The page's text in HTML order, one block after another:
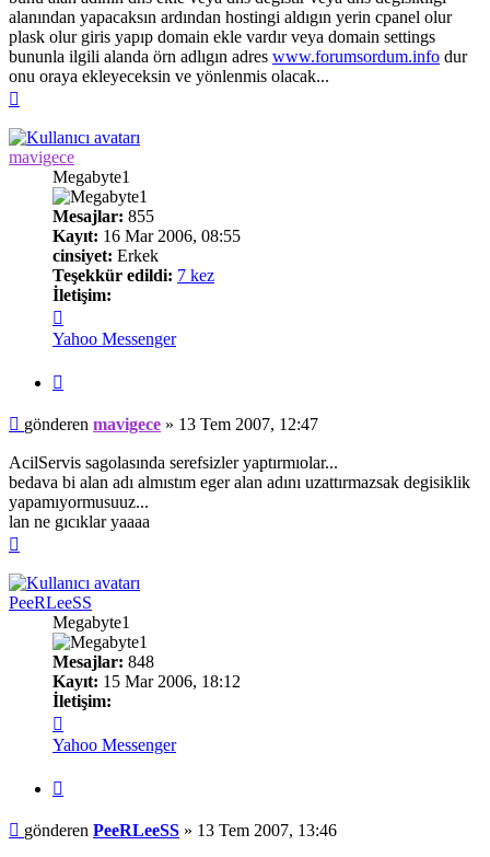
alanından yapacaksın ardından hostingi aldıgın yerin cpanel olur
plask olur giris yapıp domain ekle vardır veya domain settings
bununla ilgili alanda örn adlıgın adres www.forumsordum.info dur
onu oraya ekleyeceksin ve yönlenmis olacak...
mavigece
Megabyte1
Mesajlar: 855
Kayıt: 16 Mar 2006, 08:55
cinsiyet: Erkek
Teşekkür edildi: 7 kez
İletişim:
mavigece
Yahoo Messenger
Mesaj
gönderen mavigece » 13 Tem 2007, 12:47
AcilServis sagolasında serefsizler yaptırmıolar...
bedava bi alan adı almıstım eger alan adını uzattırmazsak degisiklik
yapamıyormusuuz...
lan ne gıcıklar yaaaa
PeeRLeeSS
Megabyte1
Mesajlar: 848
Kayıt: 15 Mar 2006, 18:12
İletişim:
PeeRLeeSS
Yahoo Messenger
Mesaj
gönderen PeeRLeeSS » 13 Tem 2007, 13:46